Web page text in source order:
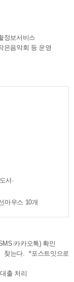
정보서비스
은음악회 등 운영
서·
마우스 10개
카카오톡) 확인
는다. *포스트잇으로
출 처리